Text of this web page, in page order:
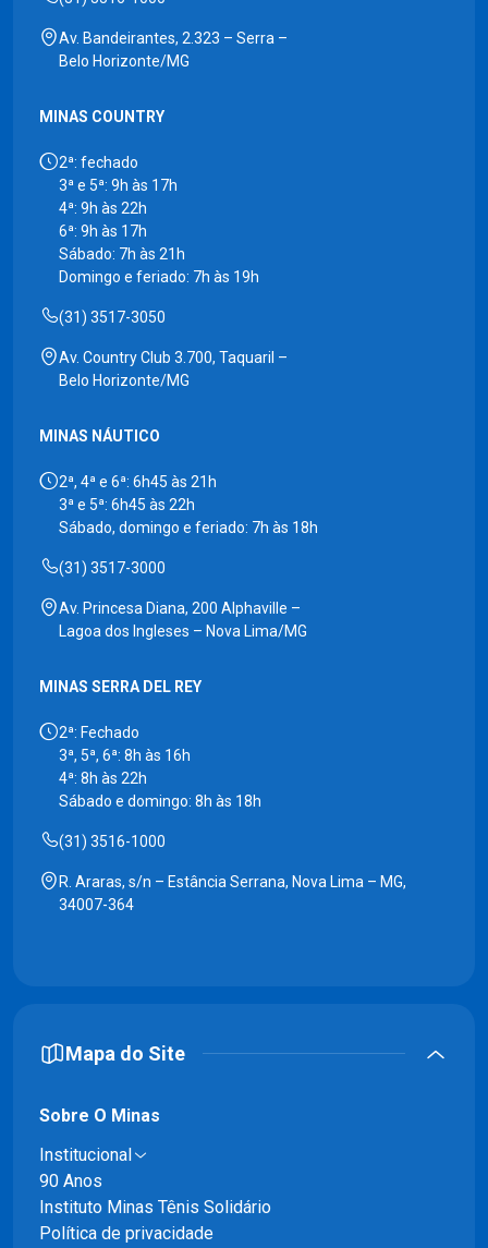
Av. Bandeirantes, 2.323 – Serra –
Belo Horizonte/MG
MINAS COUNTRY
2ª: fechado
3ª e 5ª: 9h às 17h
4ª: 9h às 22h
6ª: 9h às 17h
Sábado: 7h às 21h
Domingo e feriado: 7h às 19h
(31) 3517-3050
Av. Country Club 3.700, Taquaril –
Belo Horizonte/MG
MINAS NÁUTICO
2ª, 4ª e 6ª: 6h45 às 21h
3ª e 5ª: 6h45 às 22h
Sábado, domingo e feriado: 7h às 18h
(31) 3517-3000
Av. Princesa Diana, 200 Alphaville –
Lagoa dos Ingleses – Nova Lima/MG
MINAS SERRA DEL REY
2ª: Fechado
3ª, 5ª, 6ª: 8h às 16h
4ª: 8h às 22h
Sábado e domingo: 8h às 18h
(31) 3516-1000
R. Araras, s/n – Estância Serrana, Nova Lima – MG,
34007-364
Mapa do Site
Sobre O Minas
Institucional
90 Anos
Instituto Minas Tênis Solidário
Política de privacidade